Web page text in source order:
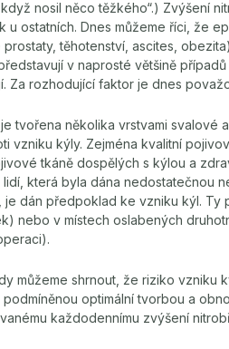
nosil něco těžkého“.) Zvýšení
u ostatních. Dnes můžeme říci, že
těhotenství, ascites,
v naprosté většině
Za rozhodující faktor je dnes
je tvořena několika vrstvami
vzniku kýly. Zejména kvalitní
tkáně dospělých s kýlou a
která byla dána nedostatečnou
je dán předpoklad ke vzniku kýl. Ty
nebo v místech oslabených
můžeme shrnout, že riziko
podmíněnou optimální tvorbou a
každodennímu zvýšení